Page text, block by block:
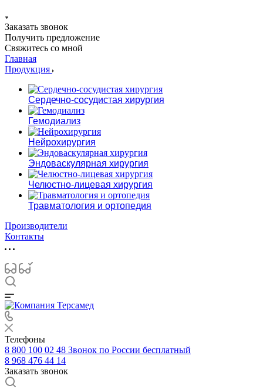
Заказать звонок
Получить предложение
Свяжитесь со мной
Главная
Продукция
Сердечно-сосудистая хирургия
Гемодиализ
Нейрохирургия
Эндоваскулярная хирургия
Челюстно-лицевая хирургия
Травматология и ортопедия
Производители
Контакты
Телефоны
8 800 100 02 48 Звонок по России бесплатный
8 968 476 44 14
Заказать звонок